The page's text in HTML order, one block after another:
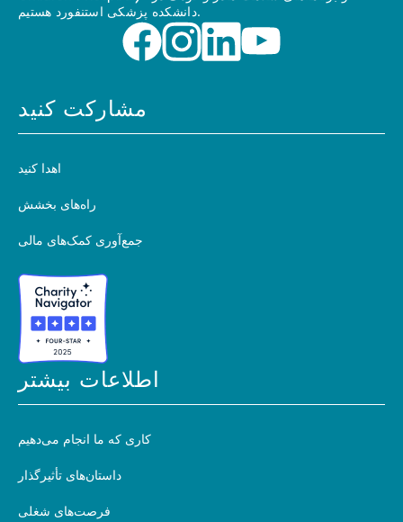
دانشکده پزشکی استنفورد هستیم.
مشارکت کنید
اهدا کنید
راه‌های بخشش
جمع‌آوری کمک‌های مالی
اطلاعات بیشتر
کاری که ما انجام می‌دهیم
داستان‌های تأثیرگذار
فرصت‌های شغلی